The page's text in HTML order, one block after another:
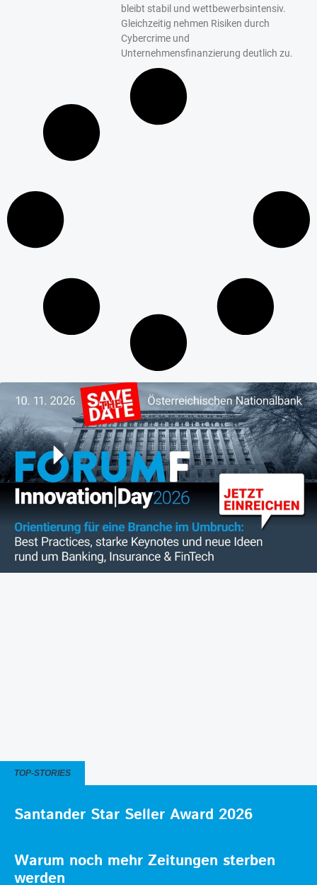
bleibt stabil und wettbewerbsintensiv.
Gleichzeitig nehmen Risiken durch
Cybercrime und
Unternehmensfinanzierung deutlich zu.
TOP-STORIES
Santander Star Seller Award 2026
Warum noch mehr Zeitungen sterben
werden